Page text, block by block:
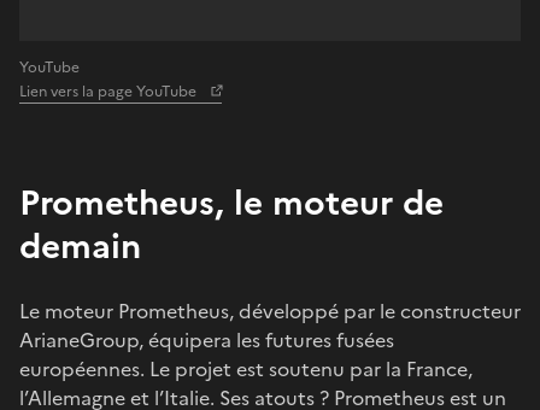
YouTube
Lien vers la page YouTube
Prometheus, le moteur de
demain
Le moteur Prometheus, développé par le constructeur
ArianeGroup, équipera les futures fusées
européennes. Le projet est soutenu par la France,
l’Allemagne et l’Italie. Ses atouts ? Prometheus est un